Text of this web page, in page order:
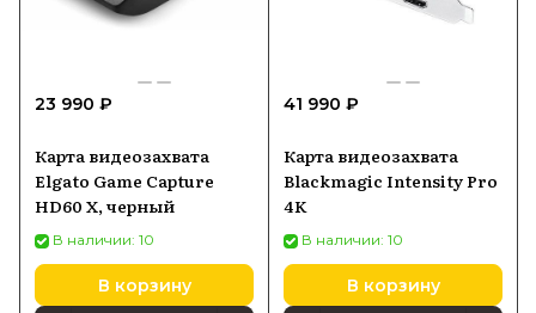
23 990 ₽
Карта видеозахвата
Elgato Game Capture
HD60 X, черный
В наличии: 10
В корзину
41 990 ₽
Карта видеозахвата
Blackmagic Intensity Pro
4K
В наличии: 10
В корзину